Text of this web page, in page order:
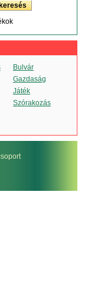
Bulvár
Gazdaság
Játék
Szórakozás